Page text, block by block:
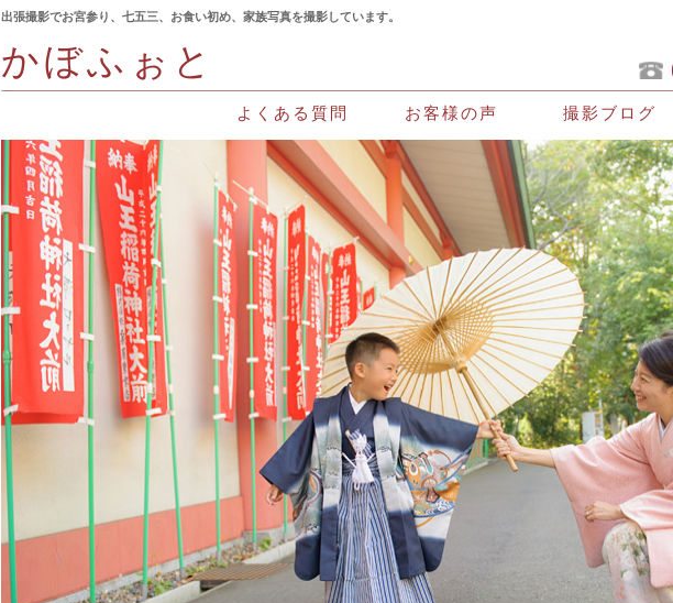
出張撮影でお宮参り、七五三、お食い初め、家族写真を撮影しています。
かぼふぉと
よくある質問 お客様の声 撮影ブログ